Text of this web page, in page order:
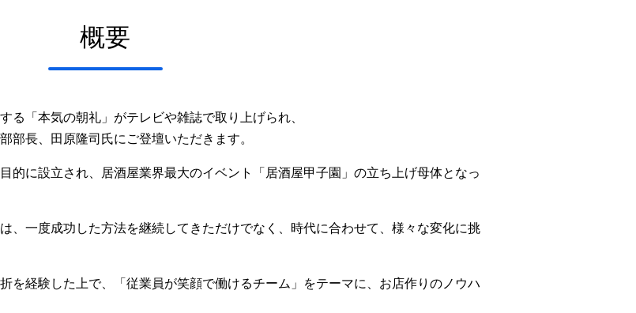
概要
る「本気の朝礼」がテレビや雑誌で取り上げられ、
部長、田原隆司氏にご登壇いただきます。
的に設立され、居酒屋業界最大のイベント「居酒屋甲子園」の立ち上げ母体となっ
、一度成功した方法を継続してきただけでなく、時代に合わせて、様々な変化に挑
を経験した上で、「従業員が笑顔で働けるチーム」をテーマに、お店作りのノウハ